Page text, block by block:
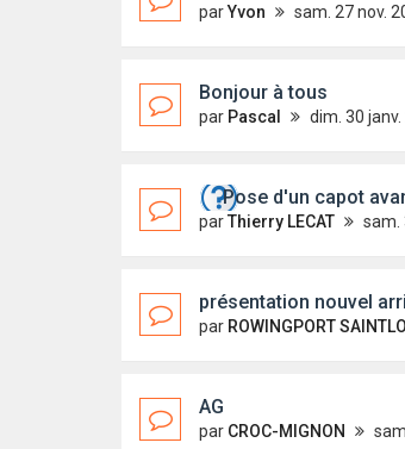
parYvon sam. 27 nov.
Bonjour à tous
par Pascal dim. 30
Pose d'un capot avant
parThierry LECAT sam.
présentation nouvel
par ROWINGPORT
AG
par CROC-MIGNON sam.